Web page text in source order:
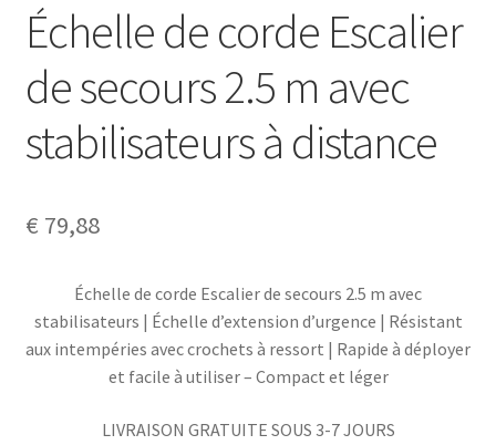
Échelle de corde Escalier
de secours 2.5 m avec
stabilisateurs à distance
€ 79,88
Échelle de corde Escalier de secours 2.5 m avec
stabilisateurs | Échelle d’extension d’urgence | Résistant
aux intempéries avec crochets à ressort | Rapide à déployer
et facile à utiliser – Compact et léger
LIVRAISON GRATUITE SOUS 3-7 JOURS